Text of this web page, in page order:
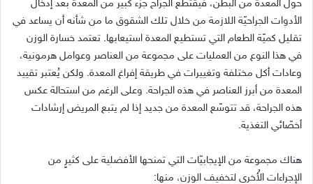
حول المعدة من البطن، فيقتطع الجرّاح جزء كبير من المعدة بعد إدخال
الأدوات الجراحيّة اللازمة من خلال تلك الشقوق ما من شأنه أن يساعد في
تقليل كميّة الطعام التي تستطيع المعدة استيعابها. تعتمد خسارة الوزن
في هذا النوع من العمليات على مجموعة من العناصر وعوامل هرمونية،
وعادات أكل مختلفة وتغييرات في طريقة إفراغ المعدة. ولكن يُعتبر تقييد
المعدة من أبرز العناصر في هذه الجراحة. وعلى الرغم من استحالة عكس
هذه الجراحة، قد تتوسّع المعدة من جديد إذا لم يتبع المريض إرشادات
أخصّائي التغذية.
هناك مجموعة من الإيجابيّات التي تمنحها الأفضلية على كثيرٍ من
الإجراءات الأُخرى لتخفيف الوزن، منها: